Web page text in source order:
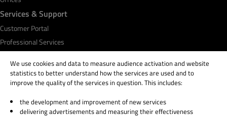
Services & Support
Customer Portal
Professional Services
© 2026 The Qt Company
We use cookies and data to measure audience activation and website
statistics to better understand how the services are used and to
improve the quality of the services in question. This includes:
the development and improvement of new services
delivering advertisements and measuring their effectiveness